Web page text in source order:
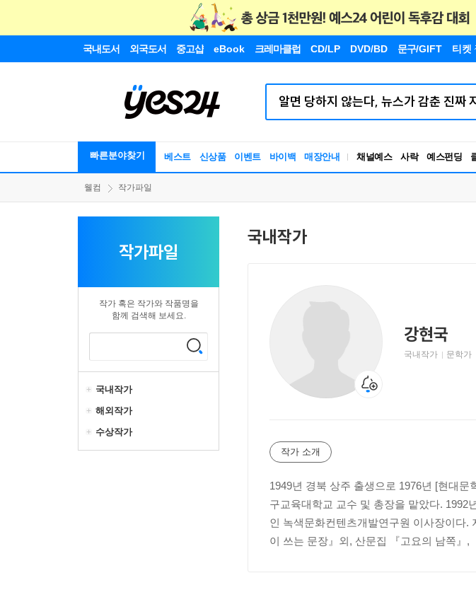
국내도서 외국도서 중고샵 eBook 크레마클럽 CD/LP DVD/BD 문구/GIFT 티켓
빠른분야찾기 베스트 신상품 이벤트 바이백 매장안내 채널예스 사락 예스펀딩
웰컴 작가파일
작가파일
작가 혹은 작가와 작품명을
함께 검색해 보세요.
국내작가
해외작가
수상작가
국내작가
강현국
국내작가 문학가
작가 소개
1949년 경북 상주 출생으로 1976년 [현대
구교육대학교 교수 및 총장을 맡았다. 1992
인 녹색문화컨텐츠개발연구원 이사장이다.
이 쓰는 문장』외, 산문집 『고요의 남쪽』,